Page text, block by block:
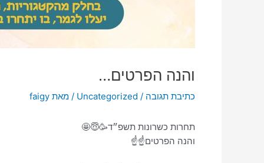
והנה הפרטים…
כתיבת תגובה /
Uncategorized / מאת faigy
תחרות כשרונות תשפ״ד🥳😇🤩
והנה הפרטים☝️☝️